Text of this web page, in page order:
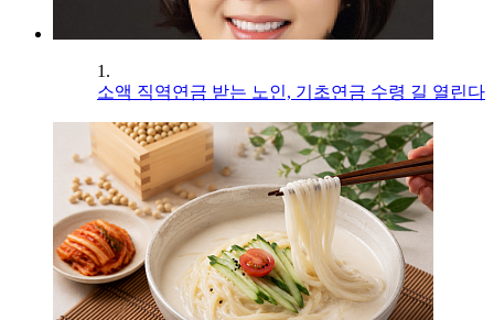
1.
소액 직역연금 받는 노인, 기초연금 수령 길 열린다